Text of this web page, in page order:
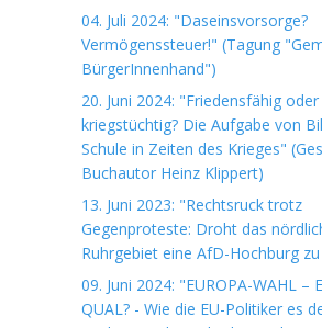
04. Juli 2024: "Daseinsvorsorge?
Vermögenssteuer!" (Tagung
BürgerInnenhand")
20. Juni 2024: "Friedensfähig oder
kriegstüchtig? Die Aufgabe von
Schule in Zeiten des Krieges"
Buchautor Heinz Klippert)
13. Juni 2023: "Rechtsruck trotz
Gegenproteste: Droht das
Ruhrgebiet eine AfD-Hochburg
09. Juni 2024: "EUROPA-WAHL –
QUAL? - Wie die EU-Politiker es